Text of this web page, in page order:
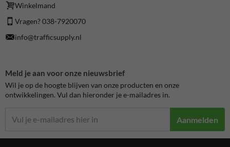
Winkelmand
Vragen? 038-7920070
info@trafficsupply.nl
Meld je aan voor onze nieuwsbrief
Wil je op de hoogte blijven van onze producten en onze
ontwikkelingen. Vul dan hieronder je e-mailadres in.
Aanmelden